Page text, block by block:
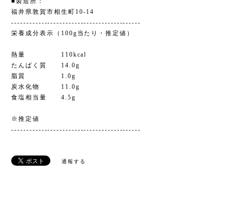
福井県敦賀市相生町10-14
-------------------------------------------
栄養成分表示（100g当たり・推定値）
熱量 110kcal
たんぱく質 14.0g
脂質 1.0g
炭水化物 11.0g
食塩相当量 4.5g
※推定値
-------------------------------------------
通報する